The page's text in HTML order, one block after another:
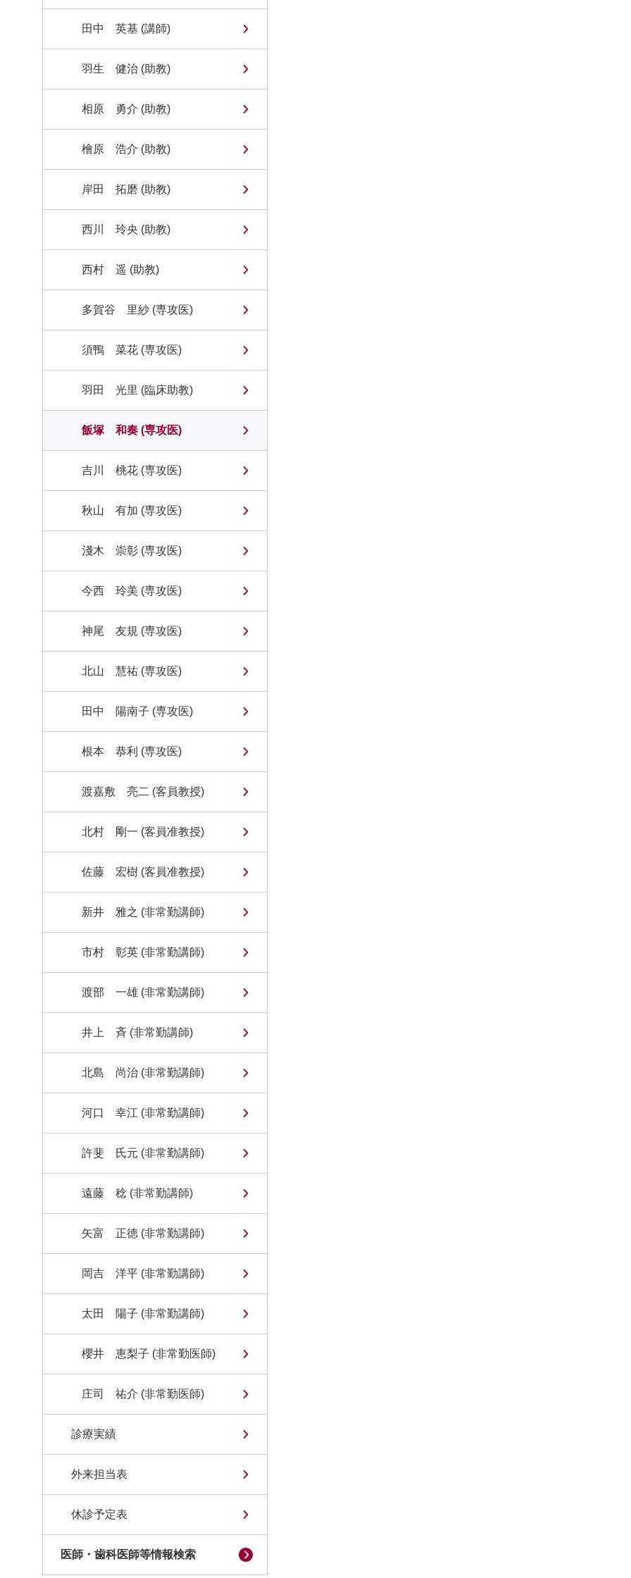
田中 英基 (講師)
羽生 健治 (助教)
相原 勇介 (助教)
檜原 浩介 (助教)
岸田 拓磨 (助教)
西川 玲央 (助教)
西村 遥 (助教)
多賀谷 里紗 (専攻医)
須鴨 菜花 (専攻医)
羽田 光里 (臨床助教)
飯塚 和奏 (専攻医)
吉川 桃花 (専攻医)
秋山 有加 (専攻医)
淺木 崇彰 (専攻医)
今西 玲美 (専攻医)
神尾 友規 (専攻医)
北山 慧祐 (専攻医)
田中 陽南子 (専攻医)
根本 恭利 (専攻医)
渡嘉敷 亮二 (客員教授)
北村 剛一 (客員准教授)
佐藤 宏樹 (客員准教授)
新井 雅之 (非常勤講師)
市村 彰英 (非常勤講師)
渡部 一雄 (非常勤講師)
井上 斉 (非常勤講師)
北島 尚治 (非常勤講師)
河口 幸江 (非常勤講師)
許斐 氏元 (非常勤講師)
遠藤 稔 (非常勤講師)
矢富 正徳 (非常勤講師)
岡吉 洋平 (非常勤講師)
太田 陽子 (非常勤講師)
櫻井 恵梨子 (非常勤医師)
庄司 祐介 (非常勤医師)
診療実績
外来担当表
休診予定表
医師・歯科医師等情報検索